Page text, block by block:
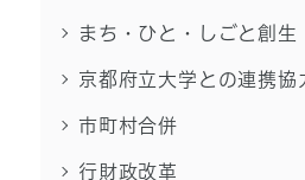
まち・ひと・しごと創生
京都府立大学との連携協
市町村合併
行財政改革